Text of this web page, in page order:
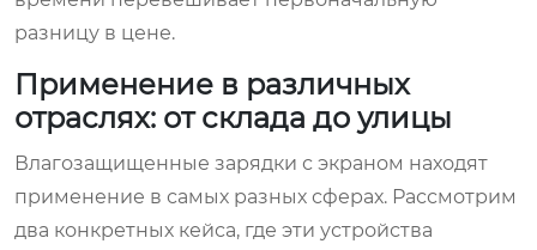
разницу в цене.
Применение в различных
отраслях: от склада до улицы
Влагозащищенные зарядки с экраном находят
применение в самых разных сферах. Рассмотрим
два конкретных кейса, где эти устройства